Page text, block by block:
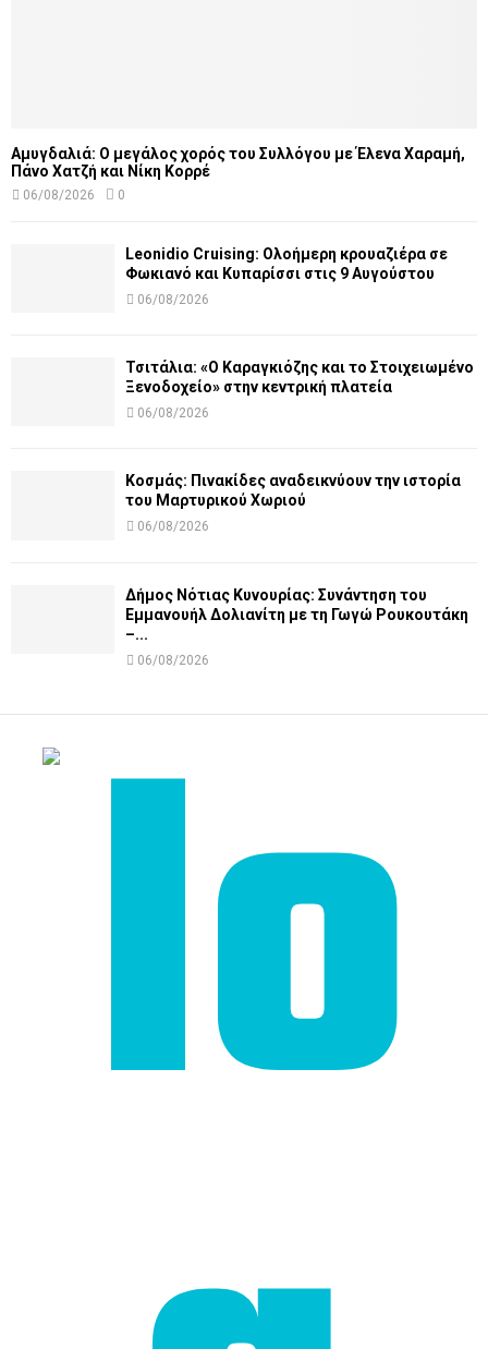
Αμυγδαλιά: Ο μεγάλος χορός του Συλλόγου με Έλενα Χαραμή,
Πάνο Χατζή και Νίκη Κορρέ
06/08/2026 0
Leonidio Cruising: Ολοήμερη κρουαζιέρα σε
Φωκιανό και Κυπαρίσσι στις 9 Αυγούστου
06/08/2026
Τσιτάλια: «Ο Καραγκιόζης και το Στοιχειωμένο
Ξενοδοχείο» στην κεντρική πλατεία
06/08/2026
Κοσμάς: Πινακίδες αναδεικνύουν την ιστορία
του Μαρτυρικού Χωριού
06/08/2026
Δήμος Νότιας Κυνουρίας: Συνάντηση του
Εμμανουήλ Δολιανίτη με τη Γωγώ Ρουκουτάκη
–...
06/08/2026